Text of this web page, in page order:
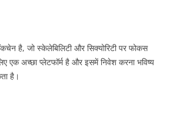
है, जो स्केलेबिलिटी और सिक्योरिटी पर फोकस
एक अच्छा प्लेटफॉर्म है और इसमें निवेश करना भविष्य
है।